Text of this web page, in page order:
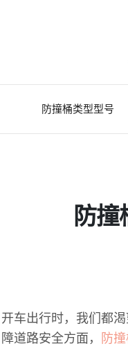
防撞桶类型型号
防
开车出行时，我们都
障道路安全方面，
防